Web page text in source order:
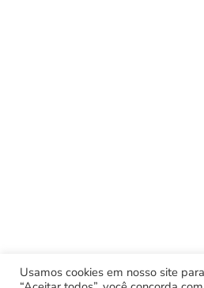
Usamos cookies em nosso site